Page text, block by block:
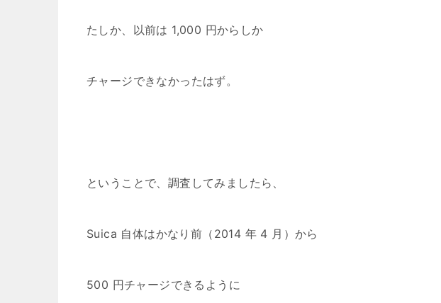
たしか、以前は 1,000 円からしか
チャージできなかったはず。
ということで、調査してみましたら、
Suica 自体はかなり前（2014 年 4 月）から
500 円チャージできるように